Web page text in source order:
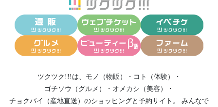
ツクツク!!!は、 モノ（物販） ・ コト（体験）
・
ゴチソウ（グルメ）
・ オメカシ（美容）
・
チョクバイ（産地直送） のショッピングと予約サイト。
みんなで